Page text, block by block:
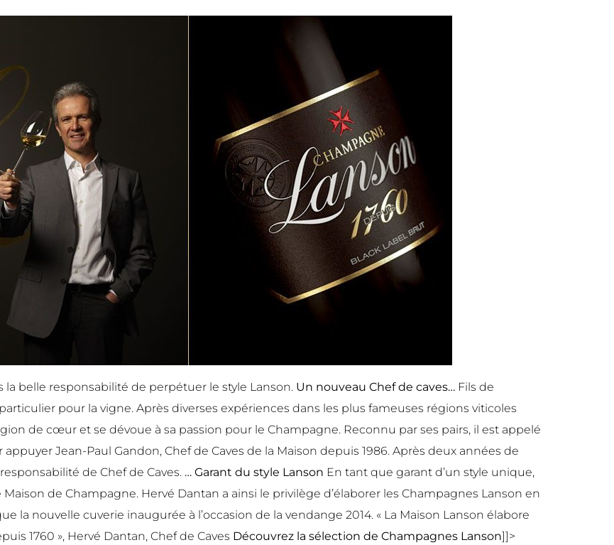
la belle responsabilité de perpétuer le style Lanson. Un nouveau Chef de caves… Fils de
pour la vigne. Après diverses expériences dans les plus fameuses régions viticoles
de cœur et se dévoue à sa passion pour le Champagne. Reconnu par ses pairs, il est appelé
Jean-Paul Gandon, Chef de Caves de la Maison depuis 1986. Après deux années de
de Chef de Caves. … Garant du style Lanson En tant que garant d’un style unique,
de Champagne. Hervé Dantan a ainsi le privilège d’élaborer les Champagnes Lanson en
la nouvelle cuverie inaugurée à l’occasion de la vendange 2014. « La Maison Lanson élabore
1760 », Hervé Dantan, Chef de Caves Découvrez la sélection de Champagnes Lanson]]>